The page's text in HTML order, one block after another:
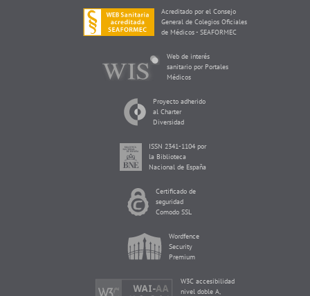
Acreditado por el Consejo
General de Colegios Oficiales
de Médicos - SEAFORMEC
Web de interés
sanitario por Portales
Médicos
Proyecto adherido
al Charter
Diversidad
ISSN 2341-1104 por
la Biblioteca
Nacional de España
Certificado de
seguridad
Comodo SSL
Wordfence
Security
Premium
W3C accesibilidad
nivel doble A,